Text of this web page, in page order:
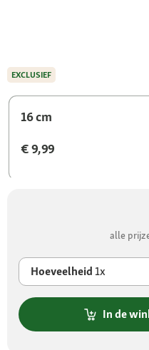
16 cm
€ 9,99
alle
Hoeveelheid 1x
In de
EXCLUSIEF